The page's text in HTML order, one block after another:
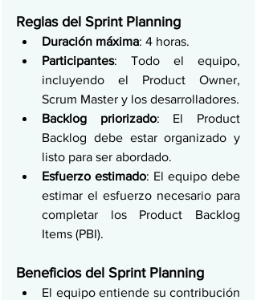
Reglas del Sprint Planning
Duración máxima: 4 horas.
Participantes: Todo el equipo,
incluyendo el Product Owner,
Scrum Master y los desarrolladores.
Backlog priorizado: El Product
Backlog debe estar organizado y
listo para ser abordado.
Esfuerzo estimado: El equipo debe
estimar el esfuerzo necesario para
completar los Product Backlog
Items (PBI).
Beneficios del Sprint Planning
El equipo entiende su contribución